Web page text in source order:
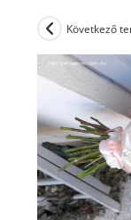
Következő